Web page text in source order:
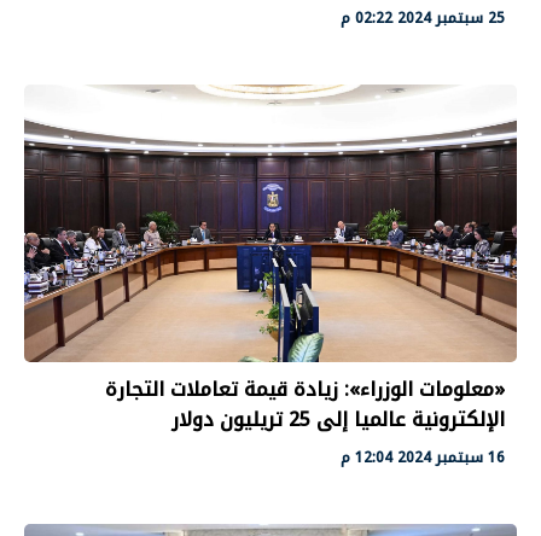
25 سبتمبر 2024 02:22 م
«معلومات الوزراء»: زيادة قيمة تعاملات التجارة
الإلكترونية عالميا إلى 25 تريليون دولار
16 سبتمبر 2024 12:04 م